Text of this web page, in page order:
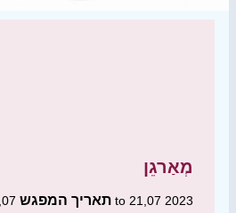
מְאַרגֵן
תאריך המפגש 21,07 2023 to 21,07 2023